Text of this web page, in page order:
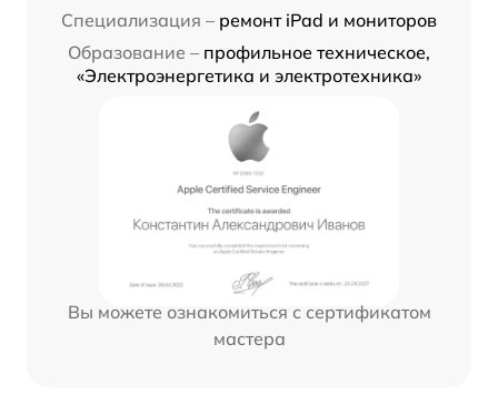
Специализация – ремонт iPad и мониторов
Образование – профильное техническое,
«Электроэнергетика и электротехника»
Вы можете ознакомиться с сертификатом
мастера